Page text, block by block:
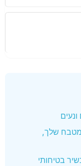
שלך,
בטיחותי